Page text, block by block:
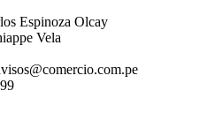
Espinoza Olcay
Vela